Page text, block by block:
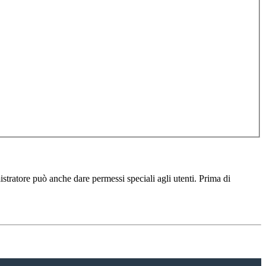
può anche dare permessi speciali agli utenti. Prima di